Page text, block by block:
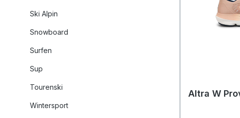
Ski Alpin
Snowboard
Surfen
Sup
Tourenski
Wintersport
Altra W